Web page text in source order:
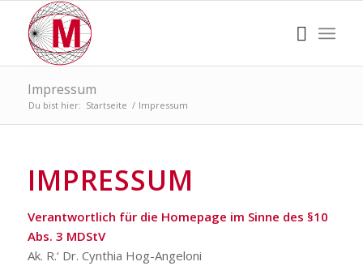
Impressum
Du bist hier: Startseite / Impressum
IMPRESSUM
Verantwortlich für die Homepage im Sinne des §10
Abs. 3 MDStV
Ak. R.‘ Dr. Cynthia Hog-Angeloni